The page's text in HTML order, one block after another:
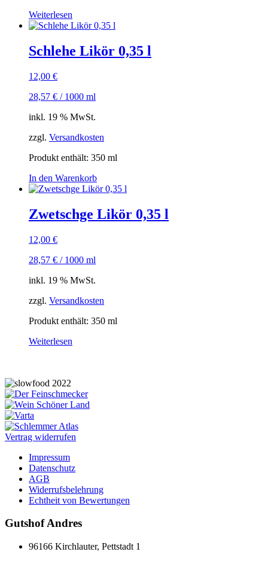
Weiterlesen
Schlehe Likör 0,35 l
12,00 €
28,57 € / 1000 ml
inkl. 19 % MwSt.
zzgl. Versandkosten
Produkt enthält: 350 ml
In den Warenkorb
Zwetschge Likör 0,35 l
12,00 €
28,57 € / 1000 ml
inkl. 19 % MwSt.
zzgl. Versandkosten
Produkt enthält: 350 ml
Weiterlesen
Vertrag widerrufen
Impressum
Datenschutz
AGB
Widerrufsbelehrung
Echtheit von Bewertungen
Gutshof Andres
96166 Kirchlauter, Pettstadt 1